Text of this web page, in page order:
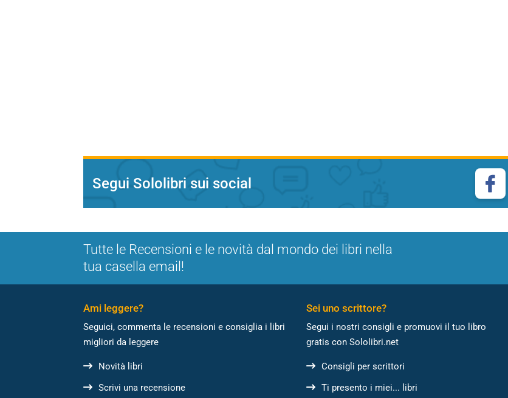
Segui Sololibri sui social
Tutte le Recensioni e le novità dal mondo dei libri nella
tua casella email!
Ami leggere?
Seguici, commenta le recensioni e consiglia i libri
migliori da leggere
Novità libri
Scrivi una recensione
Sei uno scrittore?
Segui i nostri consigli e promuovi il tuo libro
gratis con Sololibri.net
Consigli per scrittori
Ti presento i miei... libri